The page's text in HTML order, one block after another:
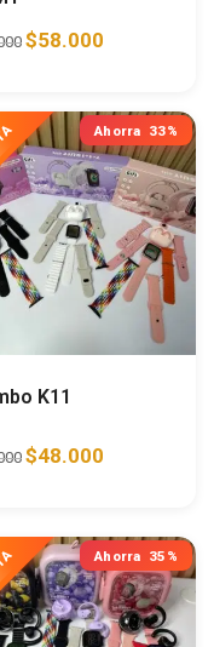
$58.000
Ahorra 33%
K11
$48.000
Ahorra 35%